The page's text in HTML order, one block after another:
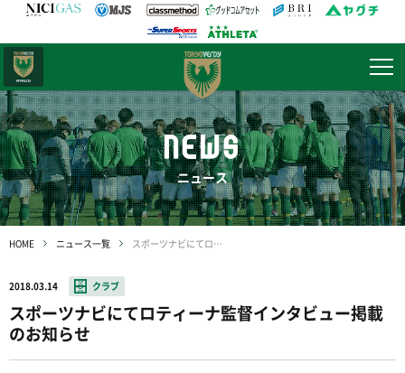
NEWS
ニュース
HOME ニュース一覧 スポーツナビにてロティーナ監督インタビュー掲載のお知らせ
2018.03.14 クラブ
スポーツナビにてロティーナ監督インタビュー掲載
のお知らせ